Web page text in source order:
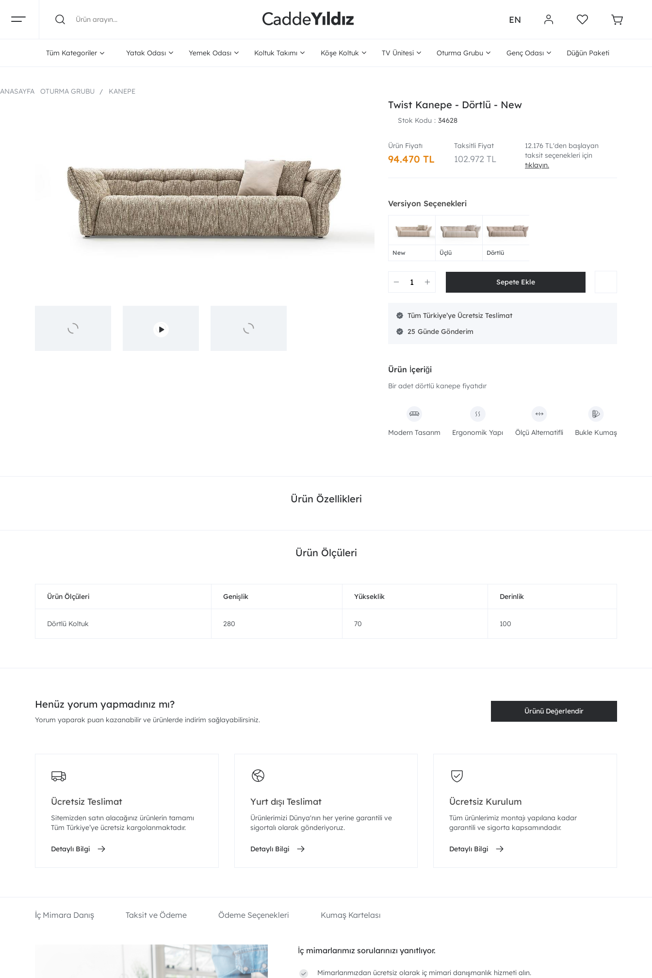
EN
Tüm Kategoriler Yatak Odası Yemek Odası Koltuk Takımı Köşe Koltuk TV Ünitesi Oturma Grubu Genç Odası Düğün Paketi
ANASAYFA OTURMA GRUBU KANEPE
Twist Kanepe - Dörtlü - New
Stok Kodu 34628
94.470 TL
Taksitli Fiyat
102.972 TL
12.176 TL'den başlayan
taksit seçenekleri için
tıklayın.
Versiyon Seçenekleri
New Üçlü Dörtlü
25
Tüm Türkiye’ye Ücretsiz Teslimat
Ürün İçeriği
Bir adet dörtlü kanepe fiyatıdır
Modern Tasarım Ergonomik Yapı Ölçü Alternatifli Bukle Kumaş
Ürün Özellikleri
Ürün Ölçüleri
Ürün Ölçüleri Genişlik Yükseklik Derinlik
Dörtlü Koltuk 280 70 100
Henüz yorum yapmadınız mı?
Yorum yaparak puan kazanabilir ve ürünlerde indirim sağlayabilirsiniz.
Ürünü Değerlendir
Ücretsiz Teslimat
Sitemizden satın alacağınız ürünlerin tamamı
Tüm Türkiye’ye ücretsiz kargolanmaktadır.
Detaylı Bilgi
Yurt dışı Teslimat
Ürünlerimizi Dünya'nın her yerine garantili ve
sigortalı olarak gönderiyoruz.
Detaylı Bilgi
Ücretsiz Kurulum
Tüm ürünlerimiz montajı yapılana kadar
garantili ve sigorta kapsamındadır.
Detaylı Bilgi
İç Mimara Danış Taksit ve Ödeme Ödeme Seçenekleri Kumaş Kartelası
İç mimarlarımız sorularınızı yanıtlıyor.
Mimarlarımızdan ücretsiz olarak iç mimari danışmanlık hizmeti alın.